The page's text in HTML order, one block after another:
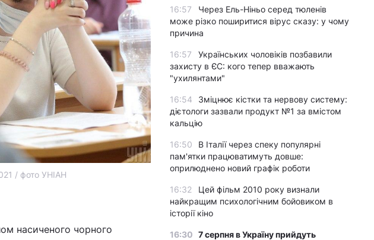
/ фото УНІАН
насиченого чорного
16:57
Через Ель-Ніньо серед тюленів
може різко поширитися вірус сказу: у чому
причина
16:57
Українських чоловіків позбавили
захисту в ЄС: кого тепер вважають
"ухилянтами"
16:54
Зміцнює кістки та нервову систему:
дієтологи зазвали продукт №1 за вмістом
кальцію
16:50
В Італії через спеку популярні
пам'ятки працюватимуть довше:
оприлюднено новий графік роботи
16:32
Цей фільм 2010 року визнали
найкращим психологічним бойовиком в
історії кіно
16:30 7 серпня в Україну прийдуть